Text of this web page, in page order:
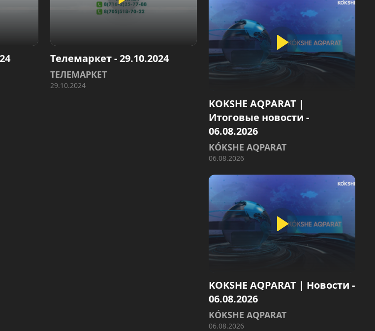
Телемаркет - 29.10.2024
ТЕЛЕМАРКЕТ
29.10.2024
KOKSHE AQPARAT |
Итоговые новости -
06.08.2026
KÓKSHE AQPARAT
06.08.2026
KOKSHE AQPARAT | Новости -
06.08.2026
KÓKSHE AQPARAT
06.08.2026